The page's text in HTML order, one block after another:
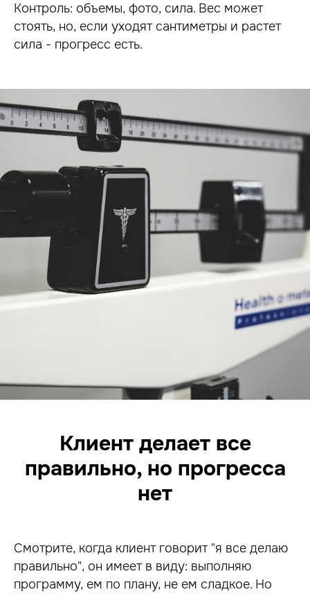
Контроль: объемы, фото, сила. Вес может
стоять, но, если уходят сантиметры и растет
сила - прогресс есть.
Клиент делает все
правильно, но прогресса
нет
Смотрите, когда клиент говорит "я все делаю
правильно", он имеет в виду: выполняю
программу, ем по плану, не ем сладкое. Но